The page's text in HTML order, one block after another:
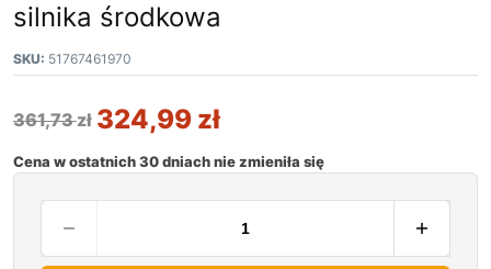
silnika środkowa
SKU: 51767461970
361,73zł 324,99 zł
Cena w ostatnich 30 dniach nie zmieniła się